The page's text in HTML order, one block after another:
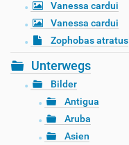
Vanessa cardui
Vanessa cardui
Zophobas atratus
Unterwegs
Bilder
Antigua
Aruba
Asien